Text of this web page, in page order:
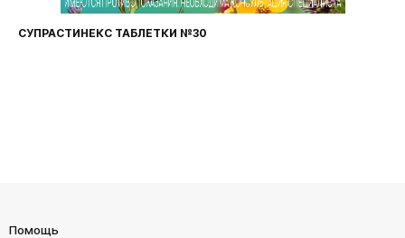
СУПРАСТИНЕКС ТАБЛЕТКИ №30
Помощь